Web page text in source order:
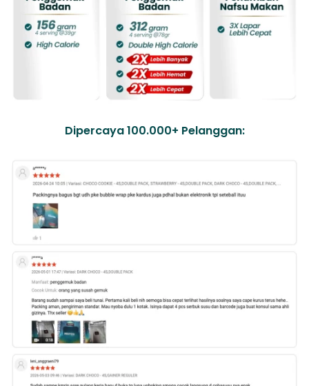
Dipercaya 100.000+ Pelanggan: